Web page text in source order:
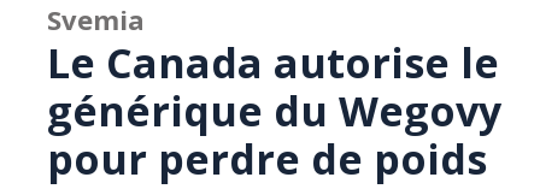
Svemia
Le Canada autorise le
générique du Wegovy
pour perdre de poids